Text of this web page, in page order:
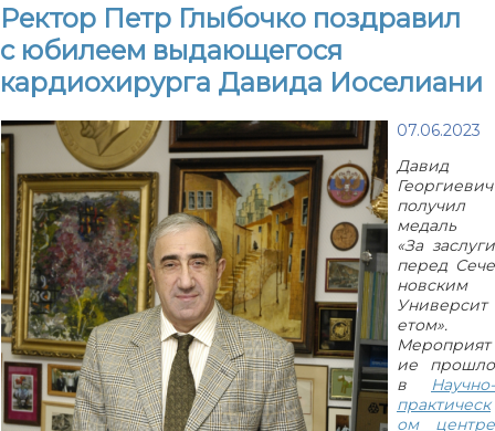
Ректор Петр Глыбочко поздравил
с юбилеем выдающегося
кардиохирурга Давида Иоселиани
07.06.2023
Давид
Георгиевич
получил
медаль
«За заслуги
перед Сече
новским
Университ
етом».
Мероприят
ие прошло
в Научно-
практическ
ом центре